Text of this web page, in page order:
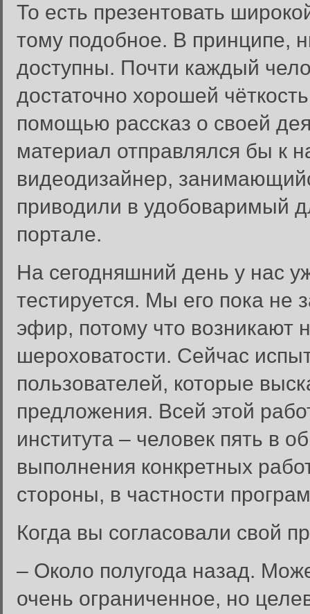
То есть презентовать
тому подобное. В принципе,
доступны. Почти каждый
достаточно хорошей
помощью рассказ о своей
материал отправлялся бы к
видеодизайнер,
приводили в удобоваримый
портале.
На сегодняшний день у нас
тестируется. Мы его пока не
эфир, потому что возникают
шероховатости. Сейчас
пользователей, которые
предложения. Всей этой
института – человек пять в
выполнения конкретных
стороны, в частности
Когда вы согласовали свой
– Около полугода назад.
очень ограниченное, но